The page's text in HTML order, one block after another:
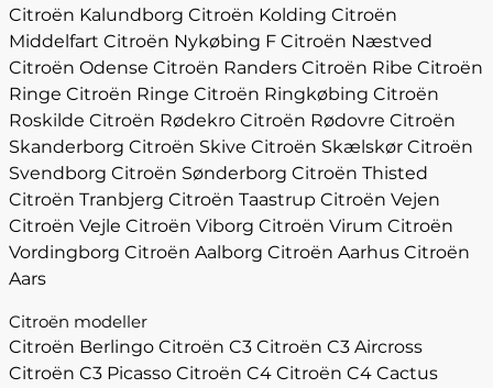
Citroën Kalundborg Citroën Kolding Citroën
Middelfart Citroën Nykøbing F Citroën Næstved
Citroën Odense Citroën Randers Citroën Ribe Citroën
Ringe Citroën Ringe Citroën Ringkøbing Citroën
Roskilde Citroën Rødekro Citroën Rødovre Citroën
Skanderborg Citroën Skive Citroën Skælskør Citroën
Svendborg Citroën Sønderborg Citroën Thisted
Citroën Tranbjerg Citroën Taastrup Citroën Vejen
Citroën Vejle Citroën Viborg Citroën Virum Citroën
Vordingborg Citroën Aalborg Citroën Aarhus Citroën
Aars
Citroën modeller
Citroën Berlingo Citroën C3 Citroën C3 Aircross
Citroën C3 Picasso Citroën C4 Citroën C4 Cactus